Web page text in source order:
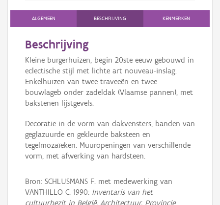
ALGEMEEN BESCHRIJVING KENMERKEN
Beschrijving
Kleine burgerhuizen, begin 20ste eeuw gebouwd in
eclectische stijl met lichte art nouveau-inslag.
Enkelhuizen van twee traveeën en twee
bouwlageb onder zadeldak (Vlaamse pannen), met
bakstenen lijstgevels.
Decoratie in de vorm van dakvensters, banden van
geglazuurde en gekleurde baksteen en
tegelmozaïeken. Muuropeningen van verschillende
vorm, met afwerking van hardsteen.
Bron: SCHLUSMANS F. met medewerking van
VANTHILLO C. 1990: Inventaris van het
cultuurbezit in België, Architectuur, Provincie